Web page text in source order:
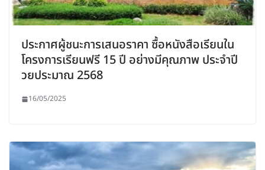
ประกาศผู้ชนะการเสนอราคา ซื้อหนังสือเรียนใน
โครงการเรียนฟรี 15 ปี อย่างมีคุณภาพ ประจำปี
วยประมาณ 2568
16/05/2025